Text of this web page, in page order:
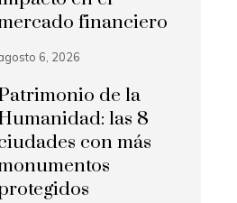
financiero
6, 2026
de la
las 8
con más